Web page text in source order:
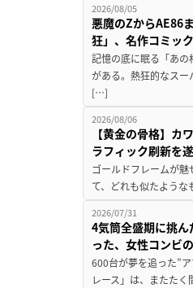
2026/08/05
悪魔のZからAE86
狂」、名作コミッ
記憶の底に眠る「あの
がある。熱狂的なスー
[…]
2026/08/06
【黄金の骨格】
ラフィック刷新を
ゴールドフレームが
て、どれも似たよう
2026/07/31
4気筒全盛期に挑
った、女性コンビ
600台が夢を追った”
レース」は、またた